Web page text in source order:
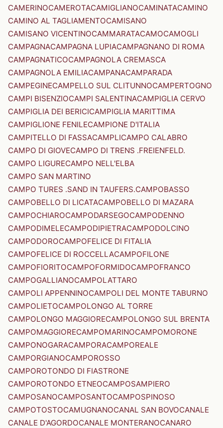
CAMERINOCAMEROTACAMIGLIANOCAMINATACAMINO
CAMINO AL TAGLIAMENTOCAMISANO
CAMISANO VICENTINOCAMMARATACAMOCAMOGLI
CAMPAGNACAMPAGNA LUPIACAMPAGNANO DI ROMA
CAMPAGNATICOCAMPAGNOLA CREMASCA
CAMPAGNOLA EMILIACAMPANACAMPARADA
CAMPEGINECAMPELLO SUL CLITUNNOCAMPERTOGNO
CAMPI BISENZIOCAMPI SALENTINACAMPIGLIA CERVO
CAMPIGLIA DEI BERICICAMPIGLIA MARITTIMA
CAMPIGLIONE FENILECAMPIONE D'ITALIA
CAMPITELLO DI FASSACAMPLICAMPO CALABRO
CAMPO DI GIOVECAMPO DI TRENS .FREIENFELD.
CAMPO LIGURECAMPO NELL'ELBA
CAMPO SAN MARTINO
CAMPO TURES .SAND IN TAUFERS.CAMPOBASSO
CAMPOBELLO DI LICATACAMPOBELLO DI MAZARA
CAMPOCHIAROCAMPODARSEGOCAMPODENNO
CAMPODIMELECAMPODIPIETRACAMPODOLCINO
CAMPODOROCAMPOFELICE DI FITALIA
CAMPOFELICE DI ROCCELLACAMPOFILONE
CAMPOFIORITOCAMPOFORMIDOCAMPOFRANCO
CAMPOGALLIANOCAMPOLATTARO
CAMPOLI APPENNINOCAMPOLI DEL MONTE TABURNO
CAMPOLIETOCAMPOLONGO AL TORRE
CAMPOLONGO MAGGIORECAMPOLONGO SUL BRENTA
CAMPOMAGGIORECAMPOMARINOCAMPOMORONE
CAMPONOGARACAMPORACAMPOREALE
CAMPORGIANOCAMPOROSSO
CAMPOROTONDO DI FIASTRONE
CAMPOROTONDO ETNEOCAMPOSAMPIERO
CAMPOSANOCAMPOSANTOCAMPOSPINOSO
CAMPOTOSTOCAMUGNANOCANAL SAN BOVOCANALE
CANALE D'AGORDOCANALE MONTERANOCANARO